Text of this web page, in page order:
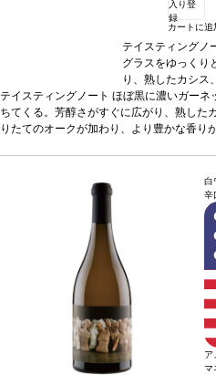
入り登
録
カートに追
テイスティングノ
グラスをゆっくり
り、熟したカシス
のオークが加わり
ブラックベリー、
ス、ダークチョコ
ュが残り、石灰
で締めくくられる
*本ヴィンテージ
様の場合は自動
テイスティングノート ほぼ黒に濃いガーネ
ちてくる。芳醇さがすぐに広がり、熟した
りたてのオークが加わり、より豊かな香り
でバランスが表れる。甘美な余韻のフィニ
クスチャーのタンニンで締めくくられる。
ヴィンテージが在庫切れの場合、在庫が
ンテージに変更されます、ご了承ください。
白
辛
ア
マ